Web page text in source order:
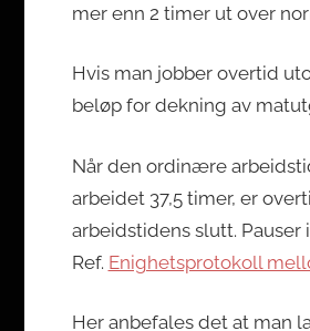
mer enn 2 timer ut over
Hvis man jobber overtid
beløp for dekning av
Når den ordinære
arbeidet 37,5 timer, er
arbeidstidens slutt. Pauser
Ref. Enighetsprotokoll
Her anbefales det at man